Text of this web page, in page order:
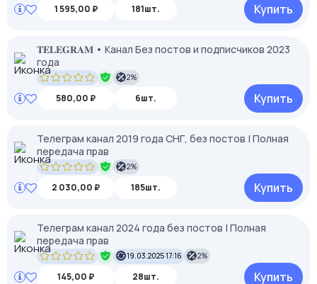
1 595,00 ₽ 181шт. Купить
𝐓𝐄𝐋𝐄𝐆𝐑𝐀𝐌 • Канал Без постов и подписчиков 2023
года
2%
580,00 ₽ 6шт. Купить
Телеграм канал 2019 года СНГ, без постов | Полная
передача прав
2%
2 030,00 ₽ 185шт. Купить
Телеграм канал 2024 года без постов | Полная
передача прав
19.03.2025 17:16 2%
145,00 ₽ 28шт. Купить